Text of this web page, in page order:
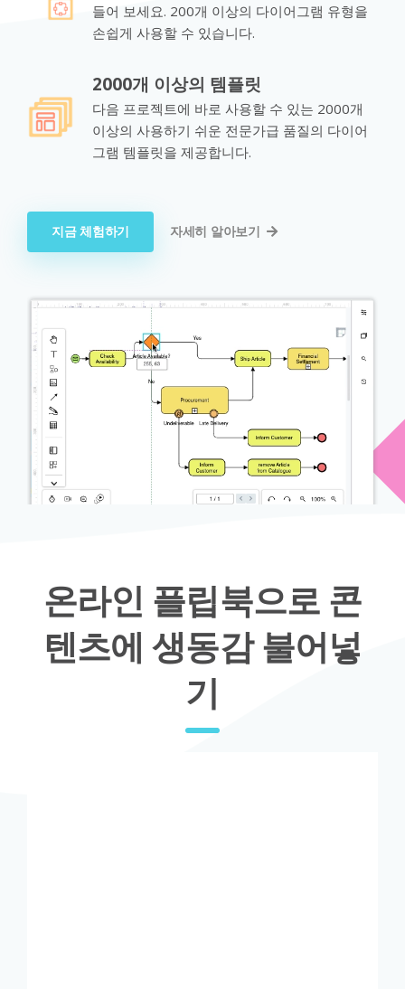
들어 보세요. 200개 이상의 다이어그램 유형을
손쉽게 사용할 수 있습니다.
2000개 이상의 템플릿
다음 프로젝트에 바로 사용할 수 있는 2000개
이상의 사용하기 쉬운 전문가급 품질의 다이어
그램 템플릿을 제공합니다.
지금 체험하기 자세히 알아보기
온라인 플립북으로 콘
텐츠에 생동감 불어넣
기